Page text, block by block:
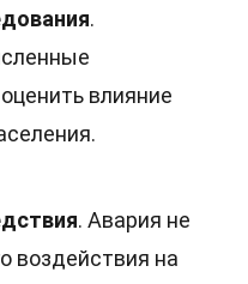
.
влияние
. Авария не
воздействия на